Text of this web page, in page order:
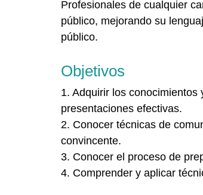
Profesionales de cualquier
público, mejorando su
público.
Objetivos
1. Adquirir los conocimientos
presentaciones efectivas.
2. Conocer técnicas de
convincente.
3. Conocer el proceso de
4. Comprender y aplicar